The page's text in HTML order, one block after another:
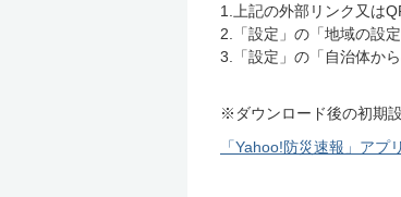
1.上記の外部リンク又は
2.「設定」の「地域の設
3.「設定」の「自治体か
※ダウンロード後の初期
「Yahoo!防災速報」ア